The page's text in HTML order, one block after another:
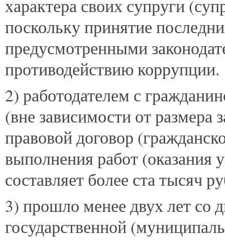
характера своих супруги
поскольку принятие
предусмотренными
противодействию коррупции.
2) работодателем с
(вне зависимости от размера
правовой договор
выполнения работ (оказания
составляет более ста тысяч
3) прошло менее двух лет со
государственной